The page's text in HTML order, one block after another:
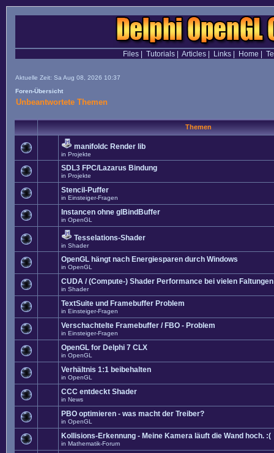
Files| Tutorials| Articles| Links| Home
Aktuelle Zeit: Sa Aug 08, 2026 10:37
Foren-Übersicht
Unbeantwortete Themen
Themen
manifoldc Render lib
in Projekte
SDL3 FPC/Lazarus Bindung
in Projekte
Stencil-Puffer
in Einsteiger-Fragen
Instancen ohne glBindBuffer
in OpenGL
Tesselations-Shader
in Shader
OpenGL hängt nach Energiesparen durch Windows
in OpenGL
CUDA / (Compute-) Shader Performance bei vielen Faltungen
in Shader
TextSuite und Framebuffer Problem
in Einsteiger-Fragen
Verschachtelte Framebuffer / FBO - Problem
in Einsteiger-Fragen
OpenGL for Delphi 7 CLX
in OpenGL
Verhältnis 1:1 beibehalten
in OpenGL
CCC entdeckt Shader
in News
PBO optimieren - was macht der Treiber?
in OpenGL
Kollisions-Erkennung - Meine Kamera läuft die Wand hoch. :(
in Mathematik-Forum